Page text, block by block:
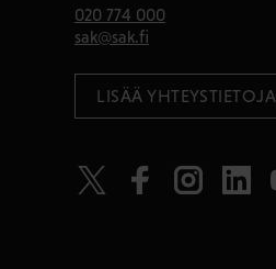
020 774 000
sak@sak.fi
LISÄÄ YHTEYSTIETOJA